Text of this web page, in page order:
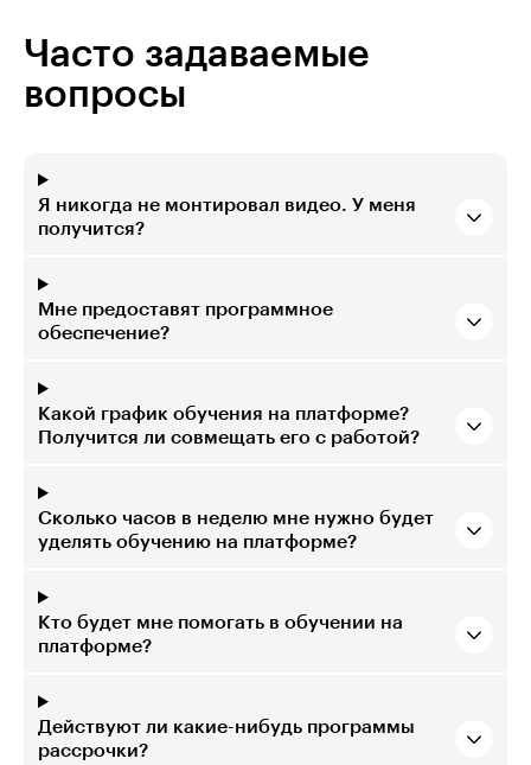
Часто задаваемые
вопросы
Я никогда не монтировал видео. У меня
получится?
Мне предоставят программное
обеспечение?
Какой график обучения на платформе?
Получится ли совмещать его с работой?
Сколько часов в неделю мне нужно будет
уделять обучению на платформе?
Кто будет мне помогать в обучении на
платформе?
Действуют ли какие-нибудь программы
рассрочки?